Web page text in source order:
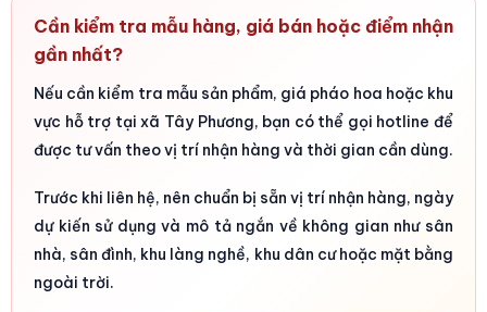
Cần kiểm tra mẫu hàng, giá bán hoặc điểm nhận
gần nhất?
Nếu cần kiểm tra mẫu sản phẩm, giá pháo hoa hoặc khu
vực hỗ trợ tại xã Tây Phương, bạn có thể gọi hotline để
được tư vấn theo vị trí nhận hàng và thời gian cần dùng.
Trước khi liên hệ, nên chuẩn bị sẵn vị trí nhận hàng, ngày
dự kiến sử dụng và mô tả ngắn về không gian như sân
nhà, sân đình, khu làng nghề, khu dân cư hoặc mặt bằng
ngoài trời.